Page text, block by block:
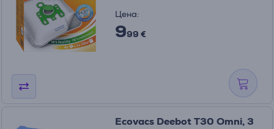
Цена:
999 €
Ecovacs Deebot T30 Omni, 3